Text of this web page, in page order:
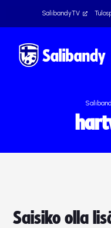
SalibandyTV
Saisiko olla